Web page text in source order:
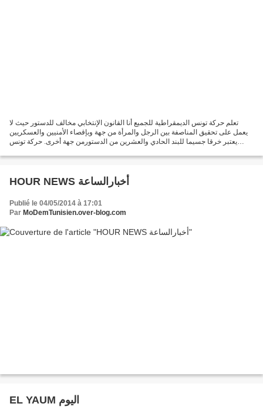
تعلم حركة تونس الديمقراطية للجميع أنا القانون الإنتخابي مخالف للدستور حيث لا
يعمل على تحقيق المناصفة بين الرجل والمرأة من جهة وبإقصاء الأمنيين والعسكريين
يعتبر خرقا جسيما للبند الحادي والعشرين من الدستورمن جهة أخرى. حركة تونس
HOUR NEWS أخبارالساعة
Publié le 04/05/2014 à 17:01
Par MoDemTunisien.over-blog.com
EL YAUM اليوم